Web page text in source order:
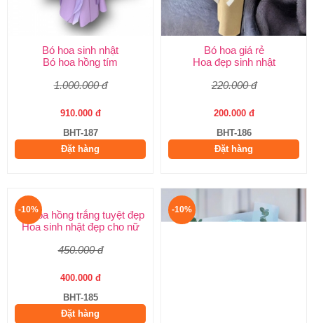
Bó hoa sinh nhật
Bó hoa hồng tím
1.000.000 đ
910.000 đ
BHT-187
Đặt hàng
Bó hoa giá rẻ
Hoa đẹp sinh nhật
220.000 đ
200.000 đ
BHT-186
Đặt hàng
-10% -10%